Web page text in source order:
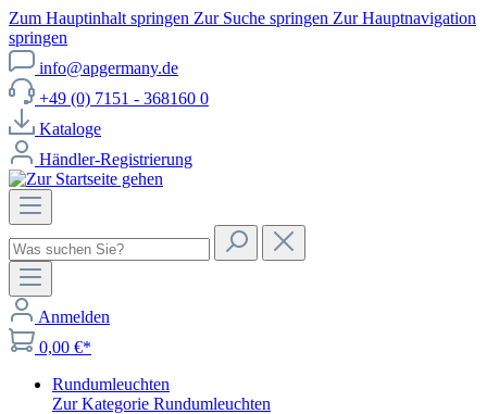
Zum Hauptinhalt springen Zur Suche springen Zur Hauptnavigation
springen
info@apgermany.de
+49 (0) 7151 - 368160 0
Kataloge
Händler-Registrierung
Anmelden
0,00 €*
Rundumleuchten
Zur Kategorie Rundumleuchten